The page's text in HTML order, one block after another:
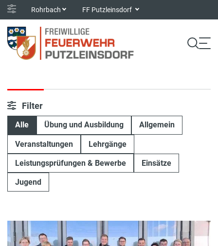
Rohrbach FF Putzleinsdorf
Filter
Alle Übung und Ausbildung Allgemein
Veranstaltungen Lehrgänge
Leistungsprüfungen & Bewerbe Einsätze
Jugend